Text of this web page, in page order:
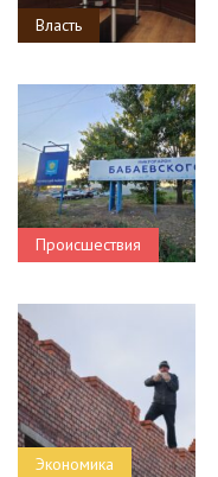
Власть
Происшествия
Экономика